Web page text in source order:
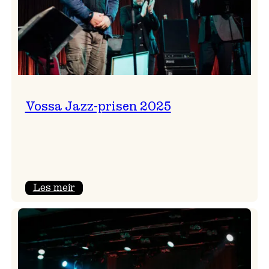
Vossa Jazz-prisen 2025
Les meir:
prisen
2025